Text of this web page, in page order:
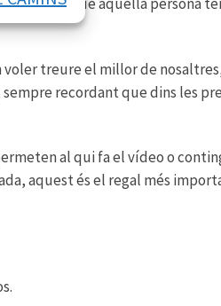
a la que aquella persona
treure el millor de
recordant que dins les
al qui fa el vídeo o
aquest és el regal més